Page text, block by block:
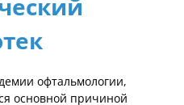
офтальмологии,
основной причиной